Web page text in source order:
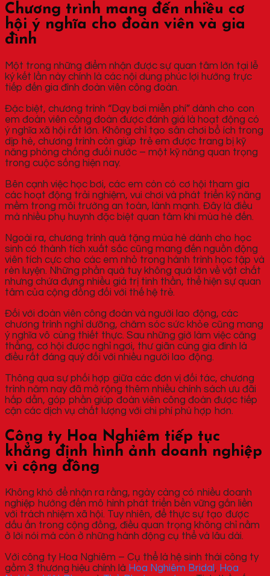
Chương trình mang đến nhiều cơ
hội ý nghĩa cho đoàn viên và gia
đình
Một trong những điểm nhận được sự quan tâm lớn tại lễ
ký kết lần này chính là các nội dung phúc lợi hướng trực
tiếp đến gia đình đoàn viên công đoàn.
Đặc biệt, chương trình “Dạy bơi miễn phí” dành cho con
em đoàn viên công đoàn được đánh giá là hoạt động có
ý nghĩa xã hội rất lớn. Không chỉ tạo sân chơi bổ ích trong
dịp hè, chương trình còn giúp trẻ em được trang bị kỹ
năng phòng chống đuối nước – một kỹ năng quan trọng
trong cuộc sống hiện nay.
Bên cạnh việc học bơi, các em còn có cơ hội tham gia
các hoạt động trải nghiệm, vui chơi và phát triển kỹ năng
mềm trong môi trường an toàn, lành mạnh. Đây là điều
mà nhiều phụ huynh đặc biệt quan tâm khi mùa hè đến.
Ngoài ra, chương trình quà tặng mùa hè dành cho học
sinh có thành tích xuất sắc cũng mang đến nguồn động
viên tích cực cho các em nhỏ trong hành trình học tập và
rèn luyện. Những phần quà tuy không quá lớn về vật chất
nhưng chứa đựng nhiều giá trị tinh thần, thể hiện sự quan
tâm của cộng đồng đối với thế hệ trẻ.
Đối với đoàn viên công đoàn và người lao động, các
chương trình nghỉ dưỡng, chăm sóc sức khỏe cũng mang
ý nghĩa vô cùng thiết thực. Sau những giờ làm việc căng
thẳng, cơ hội được nghỉ ngơi, thư giãn cùng gia đình là
điều rất đáng quý đối với nhiều người lao động.
Thông qua sự phối hợp giữa các đơn vị đối tác, chương
trình năm nay đã mở rộng thêm nhiều chính sách ưu đãi
hấp dẫn, góp phần giúp đoàn viên công đoàn được tiếp
cận các dịch vụ chất lượng với chi phí phù hợp hơn.
Công ty Hoa Nghiêm tiếp tục
khẳng định hình ảnh doanh nghiệp
vì cộng đồng
Không khó để nhận ra rằng, ngày càng có nhiều doanh
nghiệp hướng đến mô hình phát triển bền vững gắn liền
với trách nhiệm xã hội. Tuy nhiên, để thực sự tạo được
dấu ấn trong cộng đồng, điều quan trọng không chỉ nằm
ở lời nói mà còn ở những hành động cụ thể và lâu dài.
Với công ty Hoa Nghiêm – Cụ thể là hệ sinh thái công ty
gồm 3 thương hiệu chính là Hoa Nghiêm Bridal , Hoa